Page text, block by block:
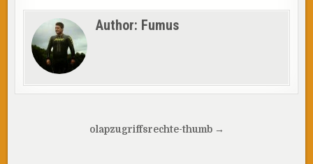
Author: Fumus
Beitragsnavigation
olapzugriffsrechte-thumb →